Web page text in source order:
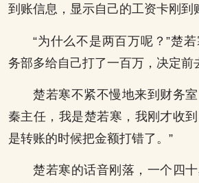
到账信息，显示自己的工资卡刚到
“为什么不是两百万呢？”楚
务部多给自己打了一百万，决定前
楚若寒不紧不慢地来到财务室
秦主任，我是楚若寒，我刚才收
是转账的时候把金额打错了。”
楚若寒的话音刚落，一个四